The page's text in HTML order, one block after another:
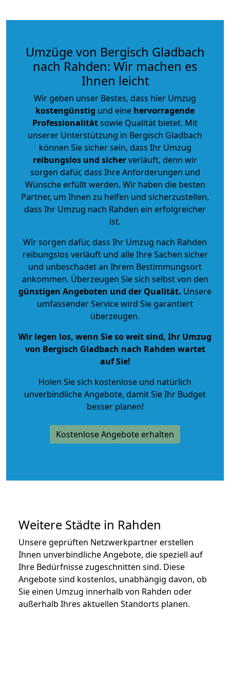
Umzüge von Bergisch Gladbach
nach Rahden: Wir machen es
Ihnen leicht
Wir geben unser Bestes, dass hier Umzug
kostengünstig und eine hervorragende
Professionalitätsowie Qualität bietet. Mit
unserer Unterstützung in Bergisch Gladbach
können Sie sicher sein, dass Ihr Umzug
reibungslos und sicherverläuft, denn wir
sorgen dafür, dass Ihre Anforderungen und
Wünsche erfüllt werden. Wir haben die besten
Partner, um Ihnen zu helfen und sicherzustellen,
dass Ihr Umzug nach Rahden ein erfolgreicher
ist.
Wir sorgen dafür, dass Ihr Umzug nach Rahden
reibungslos verläuft und alle Ihre Sachen sicher
und unbeschadet an Ihrem Bestimmungsort
ankommen. Überzeugen Sie sich selbst von den
günstigen Angeboten und der Qualität. Unsere
umfassender Service wird Sie garantiert
überzeugen.
Wir legen los, wenn Sie so weit sind, Ihr Umzug
von Bergisch Gladbach nach Rahden wartet
auf Sie!
Holen Sie sich kostenlose und natürlich
unverbindliche Angebote, damit Sie Ihr Budget
besser planen!
Kostenlose Angebote erhalten
Weitere Städte in Rahden
Unsere geprüften Netzwerkpartner erstellen
Ihnen unverbindliche Angebote, die speziell auf
Ihre Bedürfnisse zugeschnitten sind. Diese
Angebote sind kostenlos, unabhängig davon, ob
Sie einen Umzug innerhalb von Rahden oder
außerhalb Ihres aktuellen Standorts planen.